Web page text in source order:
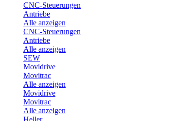
CNC-Steuerungen
Antriebe
Alle anzeigen
CNC-Steuerungen
Antriebe
Alle anzeigen
SEW
Movidrive
Movitrac
Alle anzeigen
Movidrive
Movitrac
Alle anzeigen
Heller